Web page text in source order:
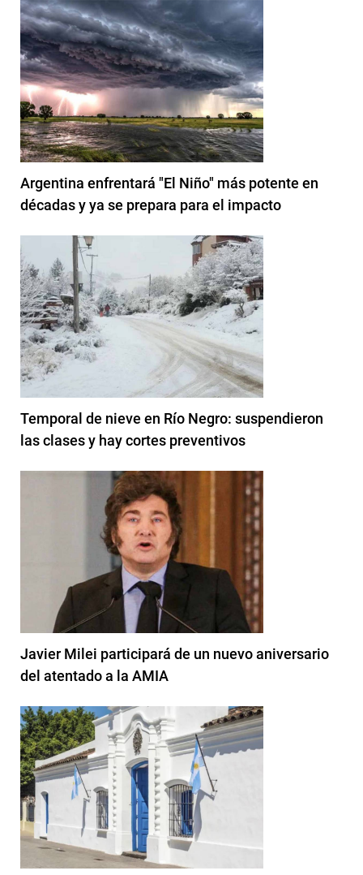
Argentina enfrentará "El Niño" más potente en
décadas y ya se prepara para el impacto
Temporal de nieve en Río Negro: suspendieron
las clases y hay cortes preventivos
Javier Milei participará de un nuevo aniversario
del atentado a la AMIA